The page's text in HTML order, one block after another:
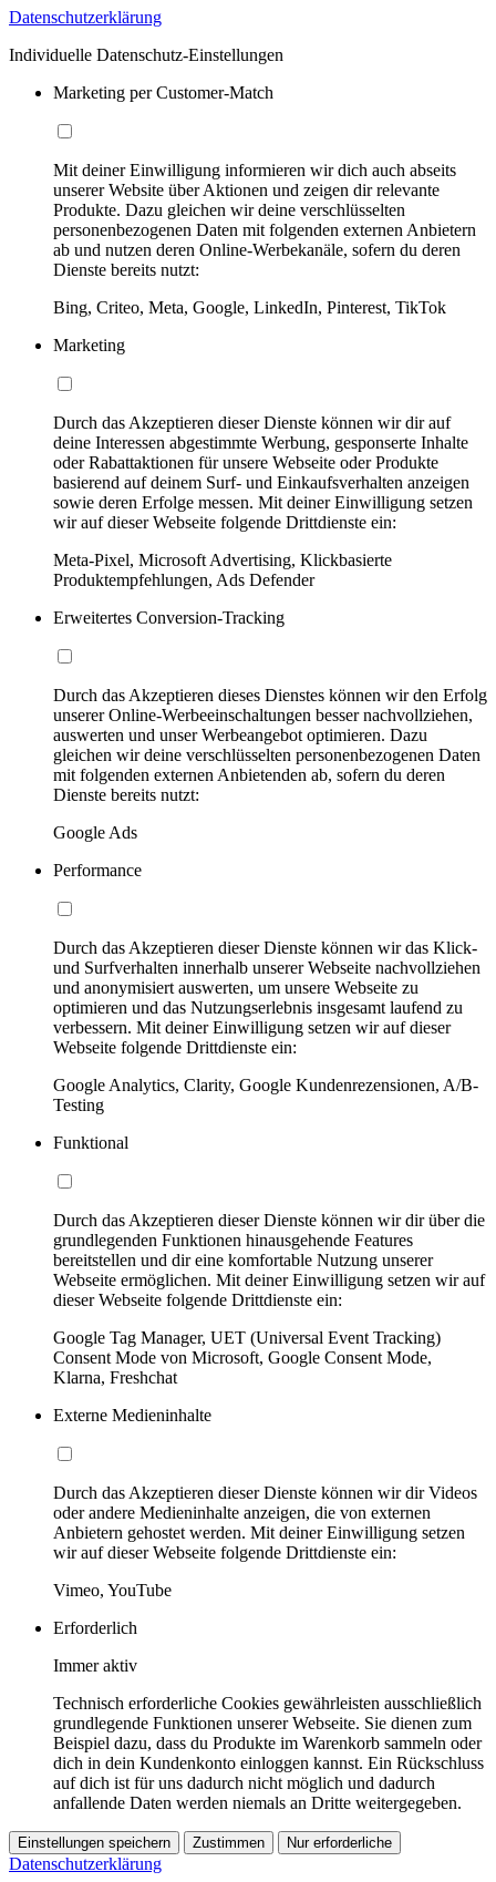
Datenschutzerklärung
Individuelle Datenschutz-Einstellungen
Marketing per Customer-Match
Mit deiner Einwilligung informieren wir dich auch abseits
unserer Website über Aktionen und zeigen dir relevante
Produkte. Dazu gleichen wir deine verschlüsselten
personenbezogenen Daten mit folgenden externen Anbietern
ab und nutzen deren Online-Werbekanäle, sofern du deren
Dienste bereits nutzt:
Bing, Criteo, Meta, Google, LinkedIn, Pinterest, TikTok
Marketing
Durch das Akzeptieren dieser Dienste können wir dir auf
deine Interessen abgestimmte Werbung, gesponserte Inhalte
oder Rabattaktionen für unsere Webseite oder Produkte
basierend auf deinem Surf- und Einkaufsverhalten anzeigen
sowie deren Erfolge messen. Mit deiner Einwilligung setzen
wir auf dieser Webseite folgende Drittdienste ein:
Meta-Pixel, Microsoft Advertising, Klickbasierte
Produktempfehlungen, Ads Defender
Erweitertes Conversion-Tracking
Durch das Akzeptieren dieses Dienstes können wir den Erfolg
unserer Online-Werbeeinschaltungen besser nachvollziehen,
auswerten und unser Werbeangebot optimieren. Dazu
gleichen wir deine verschlüsselten personenbezogenen Daten
mit folgenden externen Anbietenden ab, sofern du deren
Dienste bereits nutzt:
Google Ads
Performance
Durch das Akzeptieren dieser Dienste können wir das Klick-
und Surfverhalten innerhalb unserer Webseite nachvollziehen
und anonymisiert auswerten, um unsere Webseite zu
optimieren und das Nutzungserlebnis insgesamt laufend zu
verbessern. Mit deiner Einwilligung setzen wir auf dieser
Webseite folgende Drittdienste ein:
Google Analytics, Clarity, Google Kundenrezensionen, A/B-
Testing
Funktional
Durch das Akzeptieren dieser Dienste können wir dir über die
grundlegenden Funktionen hinausgehende Features
bereitstellen und dir eine komfortable Nutzung unserer
Webseite ermöglichen. Mit deiner Einwilligung setzen wir auf
dieser Webseite folgende Drittdienste ein:
Google Tag Manager, UET (Universal Event Tracking)
Consent Mode von Microsoft, Google Consent Mode,
Klarna, Freshchat
Externe Medieninhalte
Durch das Akzeptieren dieser Dienste können wir dir Videos
oder andere Medieninhalte anzeigen, die von externen
Anbietern gehostet werden. Mit deiner Einwilligung setzen
wir auf dieser Webseite folgende Drittdienste ein:
Vimeo, YouTube
Erforderlich
Immer aktiv
Technisch erforderliche Cookies gewährleisten ausschließlich
grundlegende Funktionen unserer Webseite. Sie dienen zum
Beispiel dazu, dass du Produkte im Warenkorb sammeln oder
dich in dein Kundenkonto einloggen kannst. Ein Rückschluss
auf dich ist für uns dadurch nicht möglich und dadurch
anfallende Daten werden niemals an Dritte weitergegeben.
Einstellungen speichern Zustimmen Nur erforderliche
Datenschutzerklärung